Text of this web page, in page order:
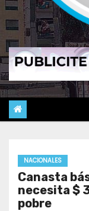
NACIONALES
Canasta
necesita $
pobre